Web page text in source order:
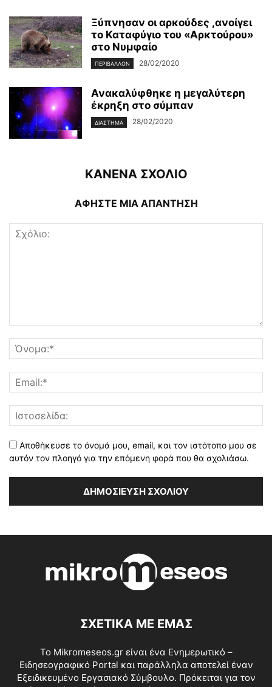
Ξύπνησαν οι αρκούδες ,ανοίγει
το Καταφύγιο του «Αρκτούρου»
στο Νυμφαίο
ΠΕΡΙΒΆΛΛΟΝ 28/02/2020
Ανακαλύφθηκε η μεγαλύτερη
έκρηξη στο σύμπαν
ΔΙΆΣΤΗΜΑ 28/02/2020
ΚΑΝΕΝΑ ΣΧΟΛΙΟ
ΑΦΗΣΤΕ ΜΙΑ ΑΠΑΝΤΗΣΗ
Αποθήκευσε το όνομά μου, email, και τον ιστότοπο μου σε
αυτόν τον πλοηγό για την επόμενη φορά που θα σχολιάσω.
ΣΧΕΤΙΚΑ ΜΕ ΕΜΑΣ
Το Mikromeseos.gr είναι ένα Ενημερωτικό –
Ειδησεογραφικό Portal και παράλληλα αποτελεί έναν
Εξειδικευμένο Εργασιακό Σύμβουλο. Πρόκειται για τον